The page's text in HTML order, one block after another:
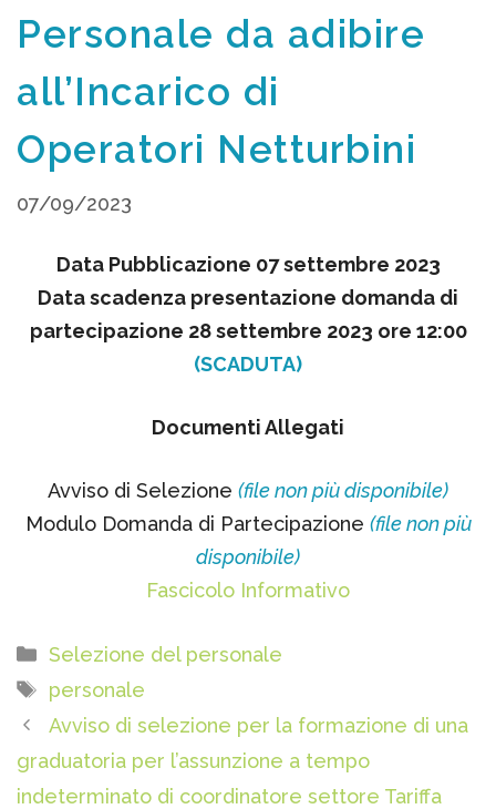
Personale da adibire
all’Incarico di
Operatori Netturbini
07/09/2023
Data Pubblicazione 07 settembre 2023
Data scadenza presentazione domanda di
partecipazione 28 settembre 2023 ore 12:00
(SCADUTA)
Documenti Allegati
Avviso di Selezione (file non più disponibile)
Modulo Domanda di Partecipazione (file non più
disponibile)
Fascicolo Informativo
Categorie
Selezione del personale
Tag
personale
Avviso di selezione per la formazione di una
graduatoria per l’assunzione a tempo
indeterminato di coordinatore settore Tariffa